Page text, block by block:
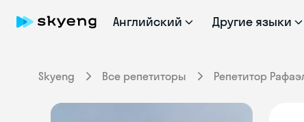
Английский Другие языки
Skyeng Все репетиторы Репетитор